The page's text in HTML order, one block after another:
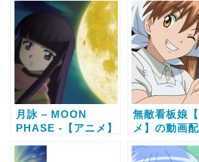
話視聴する方法
まん【アニ
画配信サー
と無料で全話
る方法
月詠 – MOON
PHASE -【アニメ】
比較と無料で全話視
無敵看板娘
メ】の動画
話視聴する